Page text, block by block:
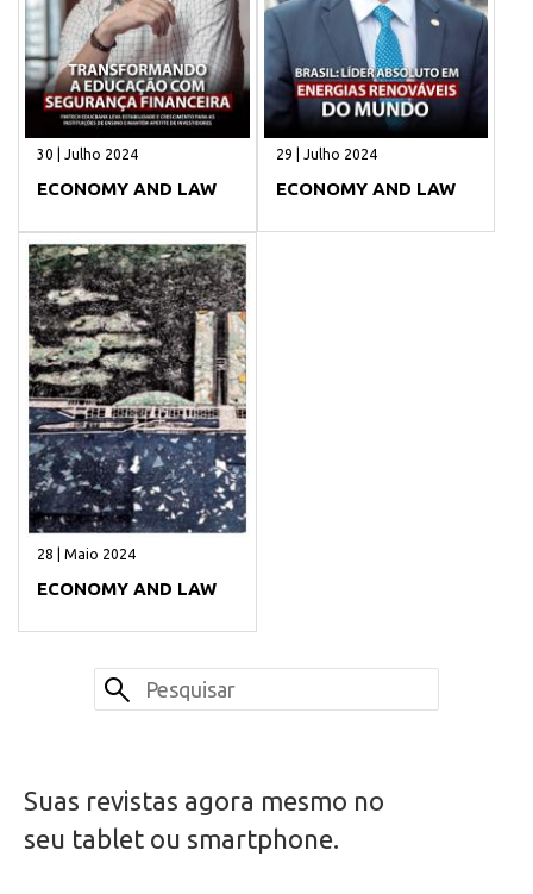
30 | Julho 2024
ECONOMY AND LAW
29 | Julho 2024
ECONOMY AND LAW
28 | Maio 2024
ECONOMY AND LAW
Suas revistas agora mesmo no
seu tablet ou smartphone.